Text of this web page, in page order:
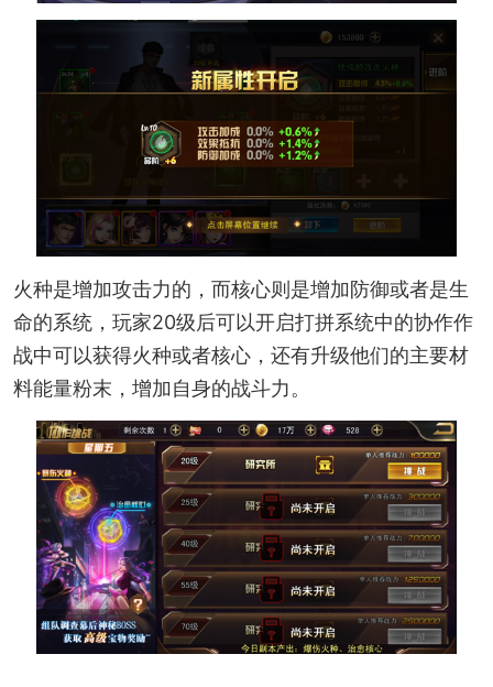
火种是增加攻击力的，而核心则是增加防御或者是生
命的系统，玩家20级后可以开启打拼系统中的协作作
战中可以获得火种或者核心，还有升级他们的主要材
料能量粉末，增加自身的战斗力。